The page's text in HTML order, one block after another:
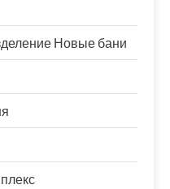
Новые бани